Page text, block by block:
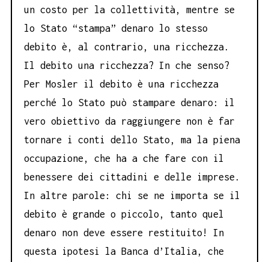
un costo per la collettività, mentre se
lo Stato “stampa” denaro lo stesso
debito è, al contrario, una ricchezza.
Il debito una ricchezza? In che senso?
Per Mosler il debito è una ricchezza
perché lo Stato può stampare denaro: il
vero obiettivo da raggiungere non è far
tornare i conti dello Stato, ma la piena
occupazione, che ha a che fare con il
benessere dei cittadini e delle imprese.
In altre parole: chi se ne importa se il
debito è grande o piccolo, tanto quel
denaro non deve essere restituito! In
questa ipotesi la Banca d’Italia, che